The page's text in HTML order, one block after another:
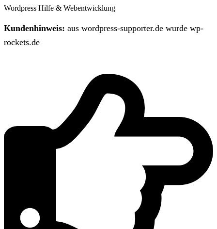
Wordpress Hilfe & Webentwicklung
Kundenhinweis: aus wordpress-supporter.de wurde wp-
rockets.de